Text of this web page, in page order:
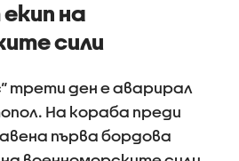
на
сили
трети ден е аварирал
На кораба преди
първа бордова